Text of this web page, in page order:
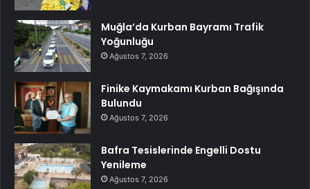
Muğla’da Kurban Bayramı Trafik
Yoğunluğu
Ağustos 7, 2026
Finike Kaymakamı Kurban Bağışında
Bulundu
Ağustos 7, 2026
Bafra Tesislerinde Engelli Dostu
Yenileme
Ağustos 7, 2026